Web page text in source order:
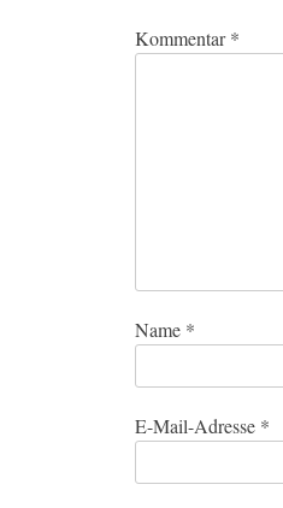
Kommentar*
Name *
E-Mail-Adresse *